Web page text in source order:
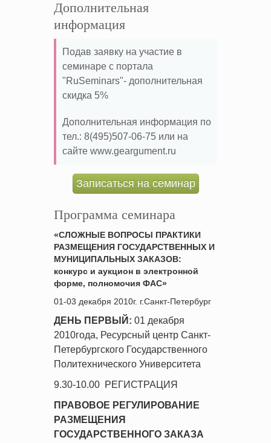
Дополнительная
информация
Подав заявку на участие в
семинаре с портала
"RuSeminars"- дополнительная
скидка 5%
Дополнительная информация по
тел.: 8(495)507-06-75 или на
сайте www.geargument.ru
Записаться на семинар
Программа семинара
«СЛОЖНЫЕ ВОПРОСЫ ПРАКТИКИ
РАЗМЕЩЕНИЯ ГОСУДАРСТВЕННЫХ И
МУНИЦИПАЛЬНЫХ ЗАКАЗОВ:
конкурс и аукцион в электронной
форме, полномочия ФАС»
01-03 декабря 2010г. г.Санкт-Петербург
ДЕНЬ ПЕРВЫЙ: 01 декабря
2010года, Ресурсный центр Санкт-
Петербургского Государственного
Политехнического Университета
9.30-10.00 РЕГИСТРАЦИЯ
ПРАВОВОЕ РЕГУЛИРОВАНИЕ
РАЗМЕЩЕНИЯ
ГОСУДАРСТВЕННОГО ЗАКАЗА